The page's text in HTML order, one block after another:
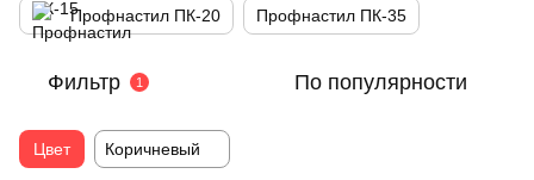
Профнастил ПК-20 Профнастил ПК-35
Фильтр 1 По популярности
Цвет Коричневый